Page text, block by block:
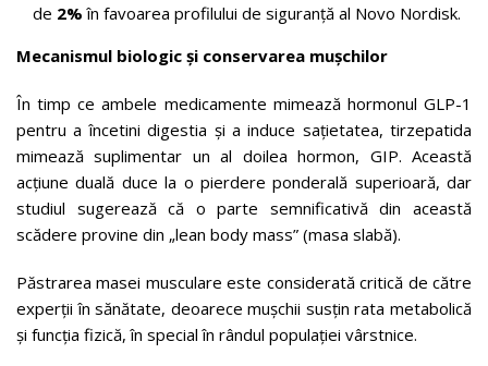
de 2% în favoarea profilului de siguranță al Novo Nordisk.
Mecanismul biologic și conservarea mușchilor
În timp ce ambele medicamente mimează hormonul GLP-1
pentru a încetini digestia și a induce sațietatea, tirzepatida
mimează suplimentar un al doilea hormon, GIP. Această
acțiune duală duce la o pierdere ponderală superioară, dar
studiul sugerează că o parte semnificativă din această
scădere provine din „lean body mass” (masa slabă).
Păstrarea masei musculare este considerată critică de către
experții în sănătate, deoarece mușchii susțin rata metabolică
și funcția fizică, în special în rândul populației vârstnice.